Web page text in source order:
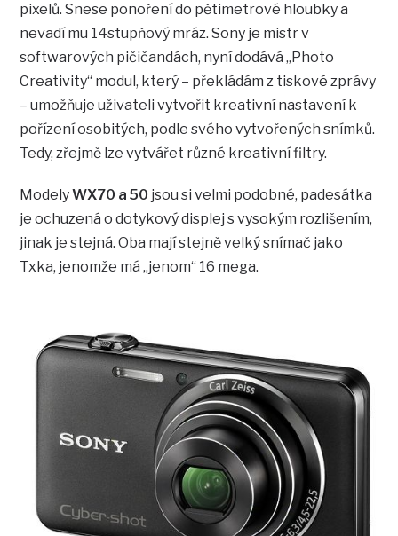
pixelů. Snese ponoření do pětimetrové hloubky a
nevadí mu 14stupňový mráz. Sony je mistr v
softwarových pičičandách, nyní dodává „Photo
Creativity“ modul, který – překládám z tiskové zprávy
– umožňuje uživateli vytvořit kreativní nastavení k
pořízení osobitých, podle svého vytvořených snímků.
Tedy, zřejmě lze vytvářet různé kreativní filtry.
ModelyWX70 a 50 jsou si velmi podobné, padesátka
je ochuzená o dotykový displej s vysokým rozlišením,
jinak je stejná. Oba mají stejně velký snímač jako
Txka, jenomže má „jenom“ 16 mega.